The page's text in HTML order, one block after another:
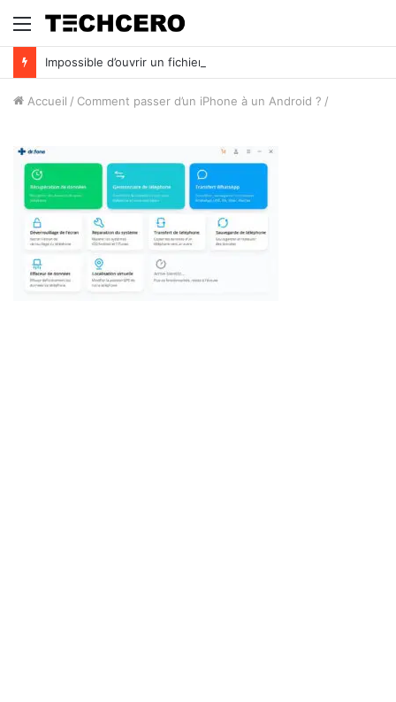
Menu
Impossible d’ouvrir un fichier Excel ? Voici 7 solutions !
Accueil / Comment passer d’un iPhone à un Android ? /